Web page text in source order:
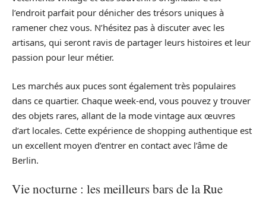
l’endroit parfait pour dénicher des trésors uniques à
ramener chez vous. N’hésitez pas à discuter avec les
artisans, qui seront ravis de partager leurs histoires et leur
passion pour leur métier.
Les marchés aux puces sont également très populaires
dans ce quartier. Chaque week-end, vous pouvez y trouver
des objets rares, allant de la mode vintage aux œuvres
d’art locales. Cette expérience de shopping authentique est
un excellent moyen d’entrer en contact avec l’âme de
Berlin.
Vie nocturne : les meilleurs bars de la Rue